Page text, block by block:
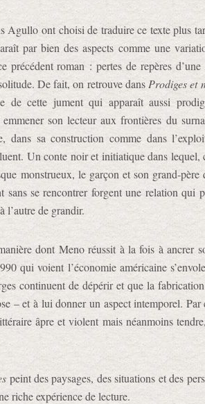
Agullo ont choisi de traduire ce texte plus
par bien des aspects comme une
précédent roman : pertes de repères
De fait, on retrouve dans Prodiges et
de cette jument qui apparaît aussi
son lecteur aux frontières du
dans sa construction comme dans
Un conte noir et initiatique dans lequel,
monstrueux, le garçon et son grand-père
se rencontrer forgent une relation qui
l’autre de grandir.
dont Meno réussit à la fois à ancrer
qui voient l’économie américaine
continuent de dépérir et que la
– et à lui donner un aspect intemporel. Par
âpre et violent mais néanmoins
peint des paysages, des situations et des
riche expérience de lecture.